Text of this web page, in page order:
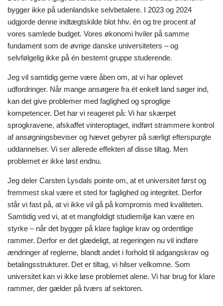
bygger ikke på udenlandske selvbetalere. I 2023 og 2024
udgjorde denne indtægtskilde blot hhv. én og tre procent af
vores samlede budget. Vores økonomi hviler på samme
fundament som de øvrige danske universiteters – og
selvfølgelig ikke på én bestemt gruppe studerende.
Jeg vil samtidig gerne være åben om, at vi har oplevet
udfordringer. Når mange ansøgere fra ét enkelt land søger ind,
kan det give problemer med faglighed og sproglige
kompetencer. Det har vi reageret på: Vi har skærpet
sprogkravene, afskaffet vinteroptaget, indført strammere kontrol
af ansøgningsbeviser og hævet gebyrer på særligt efterspurgte
uddannelser. Vi ser allerede effekten af disse tiltag. Men
problemet er ikke løst endnu.
Jeg deler Carsten Lysdals pointe om, at et universitet først og
fremmest skal være et sted for faglighed og integritet. Derfor
står vi fast på, at vi ikke vil gå på kompromis med kvaliteten.
Samtidig ved vi, at et mangfoldigt studiemiljø kan være en
styrke – når det bygger på klare faglige krav og ordentlige
rammer. Derfor er det glædeligt, at regeringen nu vil indføre
ændringer af reglerne, blandt andet i forhold til adgangskrav og
betalingsstrukturer. Det er tiltag, vi hilser velkomne. Som
universitet kan vi ikke løse problemet alene. Vi har brug for klare
rammer, der gælder på tværs af sektoren.